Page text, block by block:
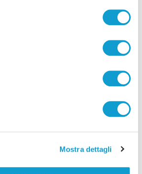
Mostra dettagli
addio al 19enne Davide